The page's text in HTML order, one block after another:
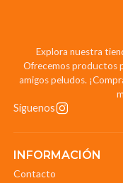
Explora nuestra
Ofrecemos productos
amigos peludos.
Síguenos
INFORMACIÓN
Contacto